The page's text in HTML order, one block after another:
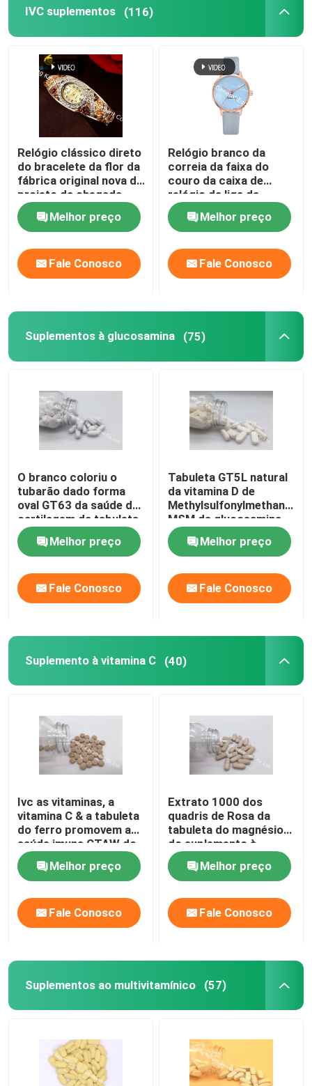
Suplementos à glucosamina
Suplemento à vitamina C
Suplementos ao multivitamínico
Suplemento à saúde do osso
Suplemento erval ao alimento
Suplementos ao apoio da energia
Suplementos à saúde do olho
Softgels Chewable
Vegetariano Softgels
Suplementos ao óleo de peixes
Suplementos ao sistema nervoso
Suplementos à gestão do peso
IVC suplementos (116)
Relógio clássico direto
do bracelete da flor da
fábrica original nova do
projeto da chegada
WJ-6534
Melhor preço
Fale Conosco
Relógio branco da
correia da faixa do
couro da caixa de
relógio da liga da
mulher da forma do
presente de boa
qualidade WJ-8453
Melhor preço
Fale Conosco
Suplementos à glucosamina (75)
O branco coloriu o
tubarão dado forma
oval GT63 da saúde da
cartilagem da tabuleta
do sulfato dos
suplementos à
glucosamina
Melhor preço
Fale Conosco
Tabuleta GT5L natural
da vitamina D de
Methylsulfonylmethane
MSM da glucosamina
do OEM
Melhor preço
Fale Conosco
Suplemento à vitamina C (40)
Ivc as vitaminas, a
vitamina C & a tabuleta
do ferro promovem a
saúde imune CTAW do
sangue do vermelho
rico
Melhor preço
Fale Conosco
Extrato 1000 dos
quadris de Rosa da
tabuleta do magnésio
do suplemento à
vitamina C do ODM do
OEM CT9FMelhor preço
Fale Conosco
Suplementos ao multivitamínico (57)